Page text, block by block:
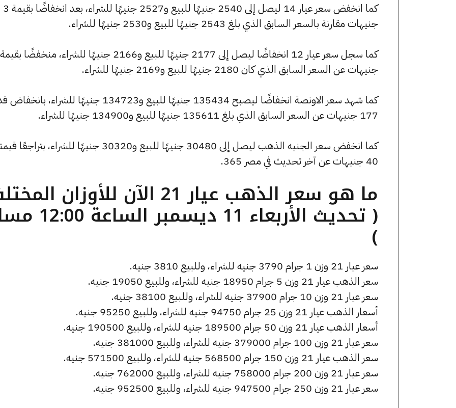
كما انخفض سعر عيار 14 ليصل إلى 2540 جنيهًا للبيع و2527 جنيهًا للشراء، بعد انخفاضًا بقيمة 3
جنيهات مقارنة بالسعر السابق الذي بلغ 2543 جنيهًا للبيع و2530 جنيهًا للشراء.
جنيهات عن السعر السابق الذي كان 2180 جنيهًا للبيع و2169 جنيهًا للشراء.
كما شهد سعر الاونصة انخفاضًا ليصبح 135434 جنيهًا للبيع و134723 جنيهًا للشراء،
177 جنيهات عن السعر السابق الذي بلغ 135611 جنيهًا للبيع و134900 جنيهًا للشراء.
كما انخفض سعر الجنيه الذهب ليصل إلى 30480 جنيهًا للبيع و30320 جنيهًا للشراء،
40 جنيهات عن آخر تحديث في مصر 365.
ما هو سعر الذهب عيار 21 الآن للأوزان
( تحديث الأربعاء 11
)
سعر عيار 21 وزن 1 جرام 3790 جنيه للشراء، وللبيع 3810 جنيه.
سعر الذهب عيار 21 وزن 5 جرام 18950 جنيه للشراء، وللبيع 19050 جنيه.
سعر عيار 21 وزن 10 جرام 37900 جنيه للشراء، وللبيع 38100 جنيه.
أسعار الذهب عيار 21 وزن 25 جرام 94750 جنيه للشراء، وللبيع 95250 جنيه.
أسعار الذهب عيار 21 وزن 50 جرام 189500 جنيه للشراء، وللبيع 190500 جنيه.
سعر عيار 21 وزن 100 جرام 379000 جنيه للشراء، وللبيع 381000 جنيه.
سعر الذهب عيار 21 وزن 150 جرام 568500 جنيه للشراء، وللبيع 571500 جنيه.
سعر عيار 21 وزن 200 جرام 758000 جنيه للشراء، وللبيع 762000 جنيه.
سعر عيار 21 وزن 250 جرام 947500 جنيه للشراء، وللبيع 952500 جنيه.